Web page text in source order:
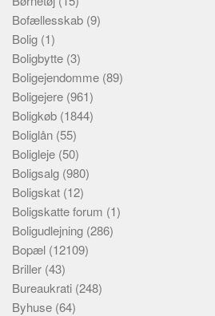
Bofællesskab (9)
Bolig (1)
Boligbytte (3)
Boligejendomme (89)
Boligejere (961)
Boligkøb (1844)
Boliglån (55)
Boligleje (50)
Boligsalg (980)
Boligskat (12)
Boligskatte forum (1)
Boligudlejning (286)
Bopæl (12109)
Briller (43)
Bureaukrati (248)
Byhuse (64)